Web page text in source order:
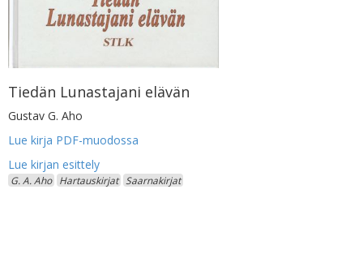
Tiedän Lunastajani elävän
Gustav G. Aho
Lue kirja PDF-muodossa
G. A. Aho Hartauskirjat Saarnakirjat